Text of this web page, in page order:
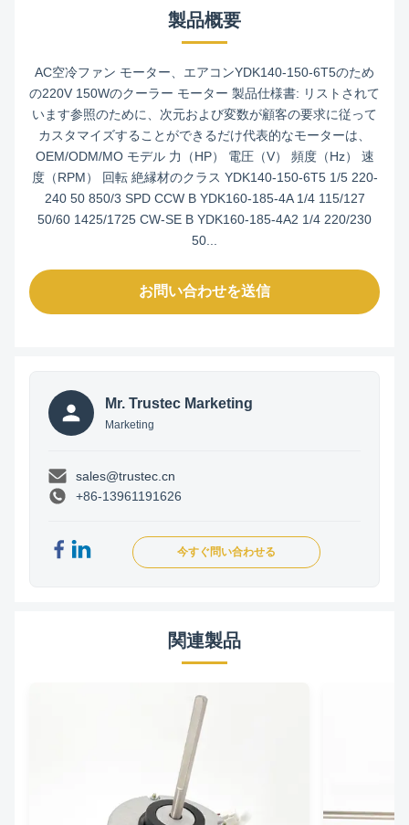
製品概要
AC空冷ファン モーター、エアコンYDK140-150-6T5のため
の220V 150Wのクーラー モーター 製品仕様書: リストされて
います参照のために、次元および変数が顧客の要求に従って
カスタマイズすることができるだけ代表的なモーターは、
OEM/ODM/MO モデル 力（HP） 電圧（V） 頻度（Hz） 速
度（RPM） 回転 絶縁材のクラス YDK140-150-6T5 1/5 220-
240 50 850/3 SPD CCW B YDK160-185-4A 1/4 115/127
50/60 1425/1725 CW-SE B YDK160-185-4A2 1/4 220/230
50...
お問い合わせを送信
Mr. Trustec Marketing
Marketing
sales@trustec.cn
+86-13961191626
今すぐ問い合わせる
関連製品